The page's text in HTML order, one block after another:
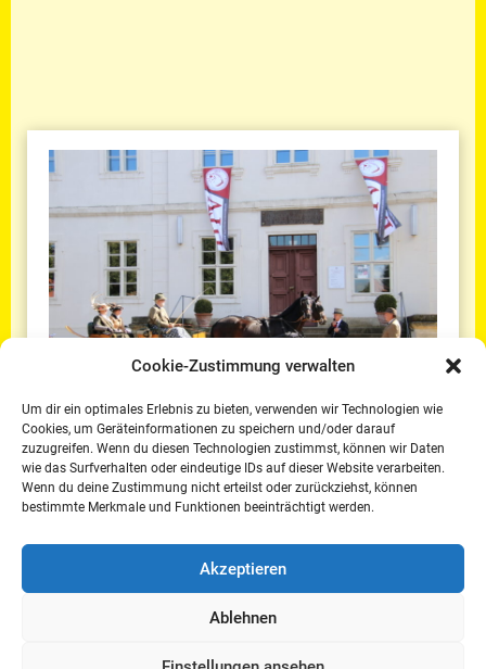
Cookie-Zustimmung verwalten
Um dir ein optimales Erlebnis zu bieten, verwenden wir Technologien wie
Cookies, um Geräteinformationen zu speichern und/oder darauf
zuzugreifen. Wenn du diesen Technologien zustimmst, können wir Daten
wie das Surfverhalten oder eindeutige IDs auf dieser Website verarbeiten.
Wenn du deine Zustimmung nicht erteilst oder zurückziehst, können
bestimmte Merkmale und Funktionen beeinträchtigt werden.
Akzeptieren
Ablehnen
3. September 2025
Elegante Gespanne begeisterten
weiterlesen